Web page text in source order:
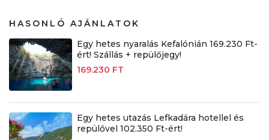
HASONLÓ AJÁNLATOK
Egy hetes nyaralás Kefalónián 169.230 Ft-
ért! Szállás + repülőjegy!
169.230 FT
Egy hetes utazás Lefkadára hotellel és
repülővel 102.350 Ft-ért!